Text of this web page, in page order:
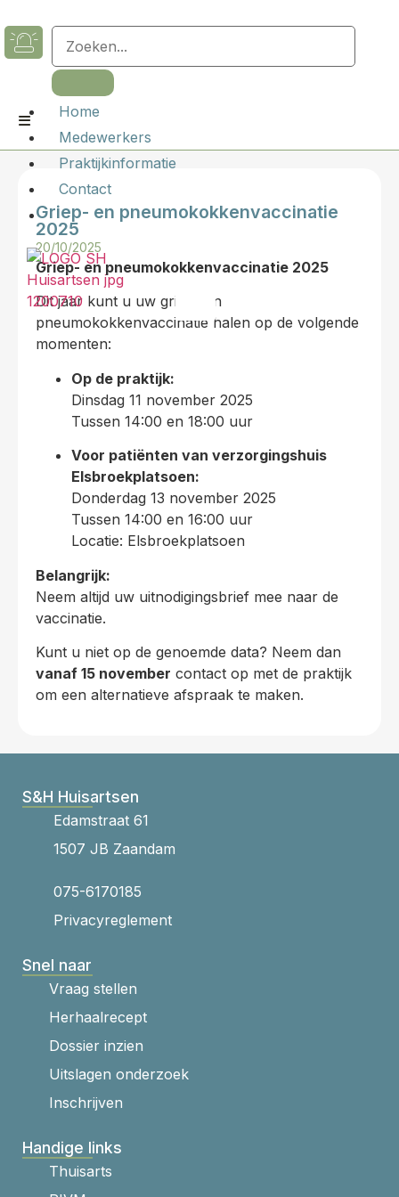
Home
Medewerkers
Praktijkinformatie
Contact
Griep- en pneumokokkenvaccinatie
2025
20/10/2025
Griep- en pneumokokkenvaccinatie 2025
Dit jaar kunt u uw griep- en
pneumokokkenvaccinatie halen op de volgende
momenten:
Op de praktijk:
Dinsdag 11 november 2025
Tussen 14:00 en 18:00 uur
Voor patiënten van verzorgingshuis
Elsbroekplatsoen:
Donderdag 13 november 2025
Tussen 14:00 en 16:00 uur
Locatie: Elsbroekplatsoen
Belangrijk:
Neem altijd uw uitnodigingsbrief mee naar de
vaccinatie.
Kunt u niet op de genoemde data? Neem dan
vanaf 15 november contact op met de praktijk
om een alternatieve afspraak te maken.
S&H Huisartsen
Edamstraat 61
1507 JB Zaandam
075-6170185
Privacyreglement
Snel naar
Vraag stellen
Herhaalrecept
Dossier inzien
Uitslagen onderzoek
Inschrijven
Handige links
Thuisarts